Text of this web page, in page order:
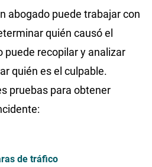
abogado puede trabajar con
quién causó el
puede recopilar y analizar
quién es el culpable.
pruebas para obtener
de tráfico